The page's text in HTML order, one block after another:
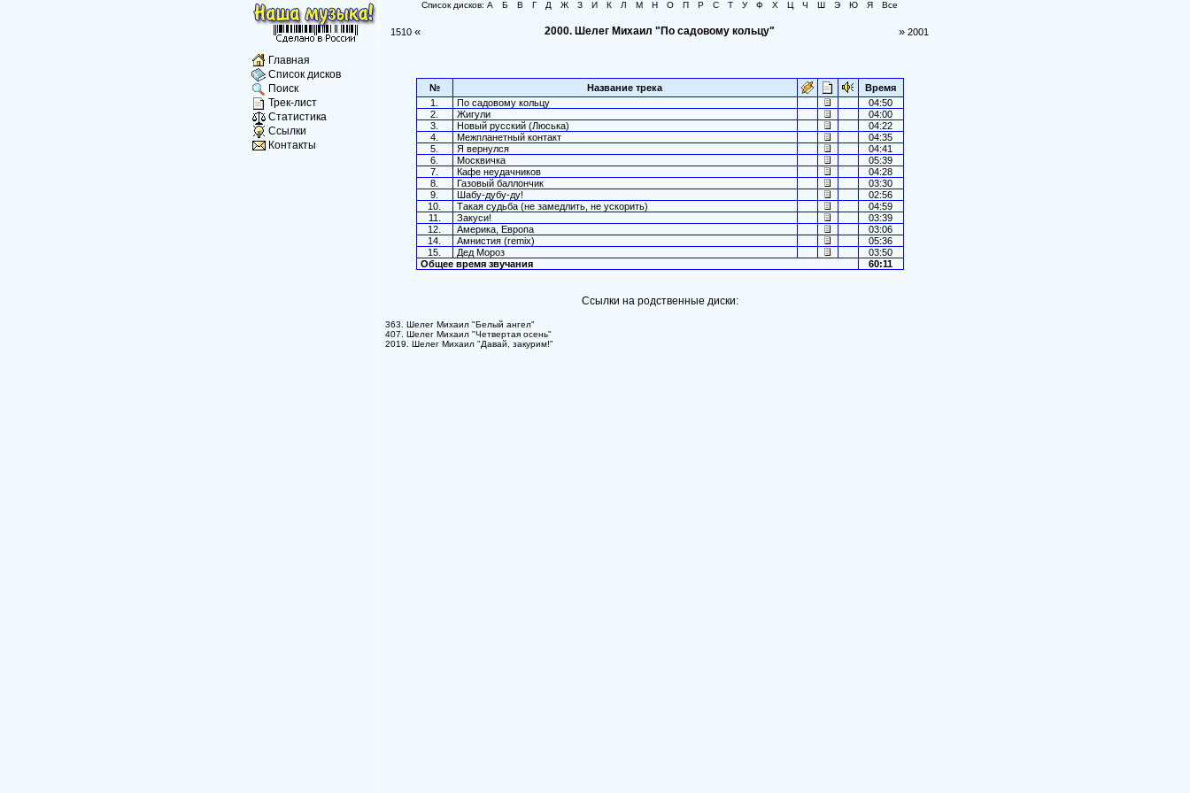
Главная
Список дисков
Поиск
Трек-лист
Статистика
Ссылки
Контакты
Список дисков: А Б В Г Д Ж З И К Л М Н О П Р С Т У Ф Х Ц Ч Ш Э Ю Я Все
1510 « 2000. Шелег Михаил "По садовому кольцу" » 2001
№ Название трека
Время
1.
По садовому кольцу
04:50
2.
Жигули
04:00
3.
Новый русский (Люська)
04:22
4.
Межпланетный контакт
04:35
5.
Я вернулся
04:41
6.
Москвичка
05:39
7.
Кафе неудачников
04:28
8.
Газовый баллончик
03:30
9.
Шабу-дубу-ду!
02:56
10.
Такая судьба (не замедлить, не ускорить)
04:59
11.
Закуси!
03:39
12.
Америка, Европа
03:06
14.
Амнистия (remix)
05:36
15.
Дед Мороз
03:50
Общее время звучания
60:11
Ссылки на родственные диски:
363. Шелег Михаил "Белый ангел"
407. Шелег Михаил "Четвертая осень"
2019. Шелег Михаил "Давай, закурим!"